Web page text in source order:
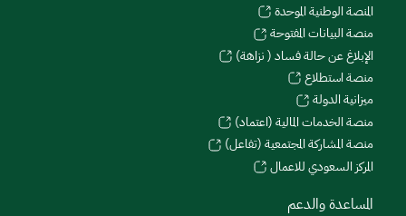
المنصة الوطنية الموحدة
منصة البيانات المفتوحة
الإبلاغ عن حالة فساد ( نزاهة)
منصة استطلاع
ميزانية الدولة
منصة الخدمات المالية (اعتماد)
منصة المشاركة المجتمعية (تفاعل)
المركز السعودي للاعمال
المساعدة والدعم